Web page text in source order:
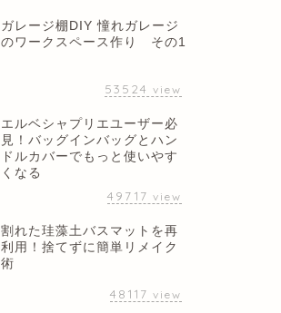
ガレージ棚DIY 憧れガレージ
のワークスペース作り その1
53524 view
エルベシャプリエユーザー必
見！バッグインバッグとハン
ドルカバーでもっと使いやす
くなる
49717 view
割れた珪藻土バスマットを再
利用！捨てずに簡単リメイク
術
48117 view